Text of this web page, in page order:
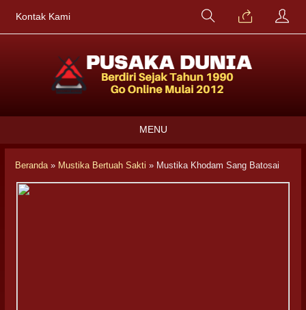
Kontak Kami
MENU
Beranda» Mustika Bertuah Sakti » Mustika Khodam Sang Batosai